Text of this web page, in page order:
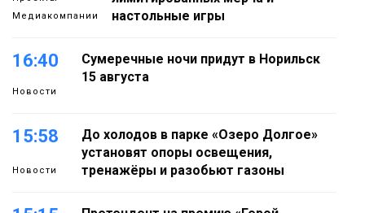
Медиакомпании
настольные игры
16:40
Новости
Сумеречные ночи придут в Норильск
15 августа
15:58
Новости
До холодов в парке «Озеро Долгое»
установят опоры освещения,
тренажёры и разобьют газоны